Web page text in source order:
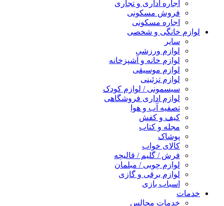
اجاره اداری و تجاری
فروش مسکونی
اجاره مسکونی
لوازم خانگی و شخصی
سایر
لوازم ورزشی
لوازم خانه و آشپزخانه
لوازم موسیقی
لوازم تزئینی
سیسمونی / لوازم کودک
لوازم اداری فروشگاهی
تصفیه آب و هوا
کیف و کفش
مجله و کتاب
پوشاک
کالای خواب
فرش / گلیم / قالیچه
لوازم چوبی / مبلمان
لوازم برقی و گازی
اسباب بازی
خدمات
خدمات مجالس